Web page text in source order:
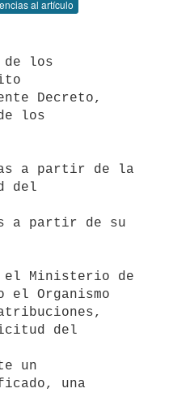
al artículo
Decreto,
los
a partir de la
del
a partir de su
el Ministerio de
el Organismo
del
un
una